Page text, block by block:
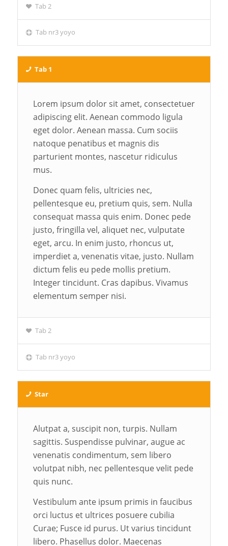
Tab 2
Tab nr3 yoyo
Tab 1
Lorem ipsum dolor sit amet, consectetuer
adipiscing elit. Aenean commodo ligula
eget dolor. Aenean massa. Cum sociis
natoque penatibus et magnis dis
parturient montes, nascetur ridiculus
mus.
Donec quam felis, ultricies nec,
pellentesque eu, pretium quis, sem. Nulla
consequat massa quis enim. Donec pede
justo, fringilla vel, aliquet nec, vulputate
eget, arcu. In enim justo, rhoncus ut,
imperdiet a, venenatis vitae, justo. Nullam
dictum felis eu pede mollis pretium.
Integer tincidunt. Cras dapibus. Vivamus
elementum semper nisi.
Tab 2
Tab nr3 yoyo
Star
Alutpat a, suscipit non, turpis. Nullam
sagittis. Suspendisse pulvinar, augue ac
venenatis condimentum, sem libero
volutpat nibh, nec pellentesque velit pede
quis nunc.
Vestibulum ante ipsum primis in faucibus
orci luctus et ultrices posuere cubilia
Curae; Fusce id purus. Ut varius tincidunt
libero. Phasellus dolor. Maecenas